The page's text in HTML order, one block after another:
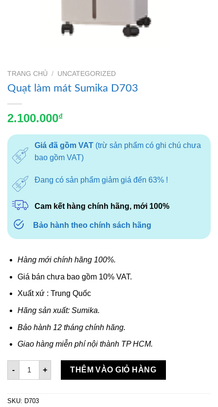
TRANG CHỦ / UNCATEGORIZED
Quạt làm mát Sumika D703
2.100.000₫
Giá đã gồm VAT(trừ sản phẩm có ghi chú chưa
bao gồm VAT)
Đang có sản phẩm giảm giá đến 63% !
Cam kết hàng chính hãng, mới 100%
Bảo hành theo chính sách hãng
Hàng mới chính hãng 100%.
Giá bán chưa bao gồm 10% VAT.
Xuất xứ : Trung Quốc
Hãng sản xuất: Sumika.
Bảo hành 12 tháng chính hãng.
Giao hàng miễn phí nội thành TP HCM.
-
Quạt làm mát Sumika D703 số lượng
+ THÊM VÀO GIỎ HÀNG
SKU: D703